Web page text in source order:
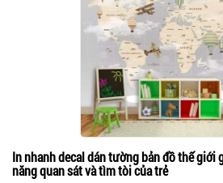
In nhanh decal dán tường bản đồ thế giới
năng quan sát và tìm tòi của trẻ